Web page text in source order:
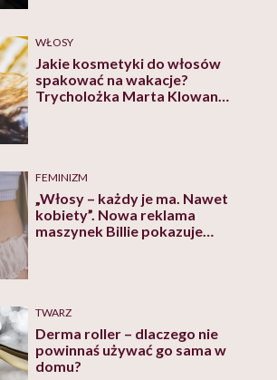
WŁOSY
Jakie kosmetyki do włosów
spakować na wakacje?
Trycholożka Marta Klowan
FEMINIZM
„Włosy – każdy je ma. Nawet
kobiety”. Nowa reklama
maszynek Billie pokazuje
TWARZ
Derma roller – dlaczego nie
powinnaś używać go sama w
domu?